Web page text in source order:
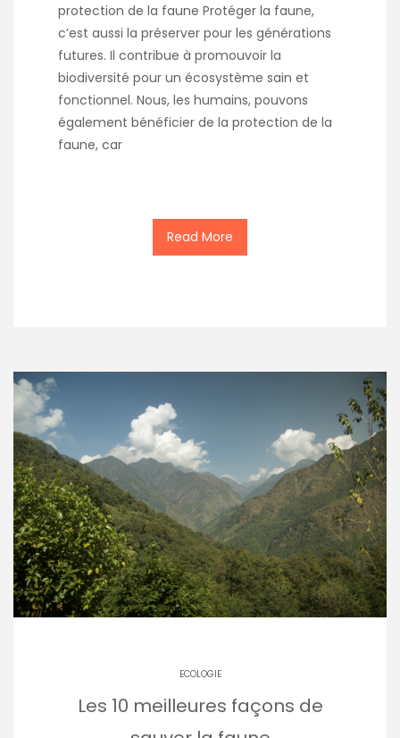
protection de la faune Protéger la faune,
c’est aussi la préserver pour les générations
futures. Il contribue à promouvoir la
biodiversité pour un écosystème sain et
fonctionnel. Nous, les humains, pouvons
également bénéficier de la protection de la
faune, car
Read More
ECOLOGIE
Les 10 meilleures façons de